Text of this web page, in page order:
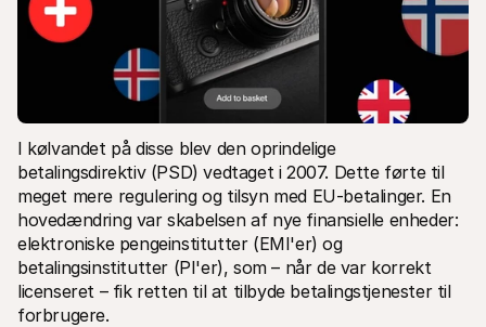
I kølvandet på disse blev den oprindelige
betalingsdirektiv (PSD) vedtaget i 2007. Dette førte til
meget mere regulering og tilsyn med EU-betalinger. En
hovedændring var skabelsen af nye finansielle enheder:
elektroniske pengeinstitutter (EMI'er) og
betalingsinstitutter (PI'er), som – når de var korrekt
licenseret – fik retten til at tilbyde betalingstjenester til
forbrugere.